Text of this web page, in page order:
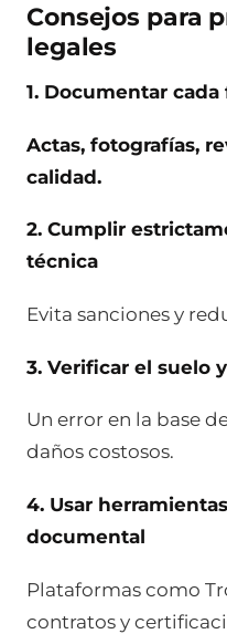
Consejos para
legales
1. Documentar cada
Actas, fotografías,
calidad.
2. Cumplir
técnica
Evita sanciones y
3. Verificar el suelo
Un error en la base
daños costosos.
4. Usar
documental
Plataformas como
contratos y